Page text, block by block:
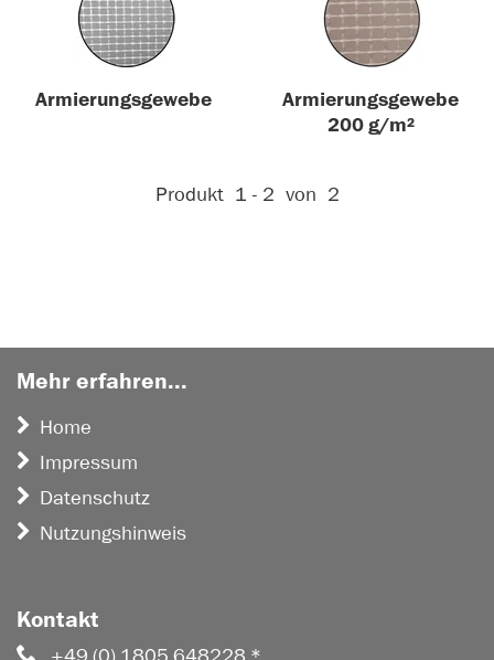
Armierungsgewebe
Armierungsgewebe
200 g/m²
Aktive Filter:
Produkt 1 - 2 von 2
Mehr erfahren...
Home
Impressum
Datenschutz
Nutzungshinweis
Kontakt